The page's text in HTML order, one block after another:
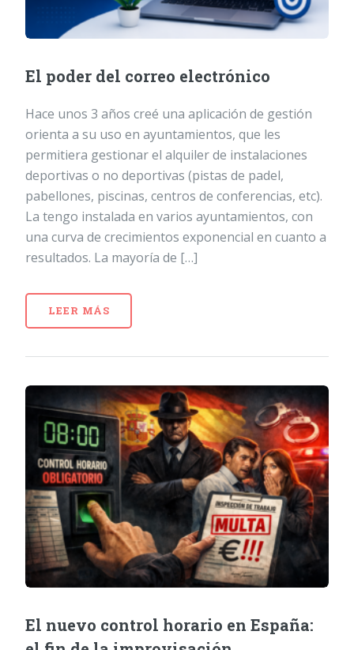
El poder del correo electrónico
Hace unos 3 años creé una aplicación de gestión
orienta a su uso en ayuntamientos, que les
permitiera gestionar el alquiler de instalaciones
deportivas o no deportivas (pistas de padel,
pabellones, piscinas, centros de conferencias, etc).
La tengo instalada en varios ayuntamientos, con
una curva de crecimientos exponencial en cuanto a
resultados. La mayoría de […]
LEER MÁS
El nuevo control horario en España: